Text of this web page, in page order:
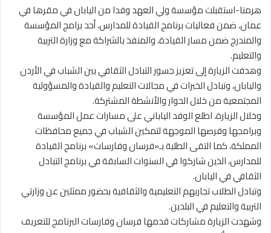
هرمنا-استقبلت مؤسسة ولي العهد وفدا من اليابان في مقرها في
عمان، ضمن فعاليات برنامج القيادة للمدارس، أحد برامج المؤسسة
والمندرج ضمن مسار القيادة، والمنفذ بالشراكة مع وزارة التربية
والتعليم.
وهدفت الزيارة إلى تعزيز جسور التبادل الثقافي بين الشباب في الأردن
واليابان، وتبادل الخبرات في مجالات التعليم والقيادة والمسؤولية
المجتمعية من خلال الحوار والأنشطة المشتركة.
وخلال الزيارة، اطلع الوفد الياباني على مسارات عمل المؤسسة
وبرامجها وفرصها الموجهة لتمكين الشباب في جميع محافظات
المملكة، كما التقى الطلبة بـ«فرسان وفارسات» برنامج القيادة
للمدارس، الذين شاركوا في السنوات السابقة في برنامج التبادل
الثقافي في اليابان.
وتبادل الطلاب تجاربهم التعليمية والثقافية بحضور ممثلين عن وزارتي
التربية والتعليم في البلدين.
وشهدت الزيارة مشاركات قدمها فرسان وفارسات البرنامج للتعريف